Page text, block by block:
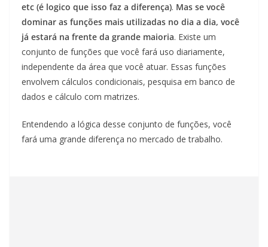
etc (é logico que isso faz a diferença). Mas se você
dominar as funções mais utilizadas no dia a dia, você
já estará na frente da grande maioria. Existe um
conjunto de funções que você fará uso diariamente,
independente da área que você atuar. Essas funções
envolvem cálculos condicionais, pesquisa em banco de
dados e cálculo com matrizes.
Entendendo a lógica desse conjunto de funções, você
fará uma grande diferença no mercado de trabalho.